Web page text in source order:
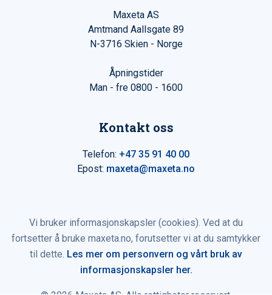
Maxeta AS
Amtmand Aallsgate 89
N-3716 Skien - Norge
Åpningstider
Man - fre 0800 - 1600
Kontakt oss
Telefon: +47 35 91 40 00
Epost: maxeta@maxeta.no
Vi bruker informasjonskapsler (cookies). Ved at du
fortsetter å bruke maxeta.no, forutsetter vi at du samtykker
til dette. Les mer om personvern og vårt bruk av
informasjonskapsler her.